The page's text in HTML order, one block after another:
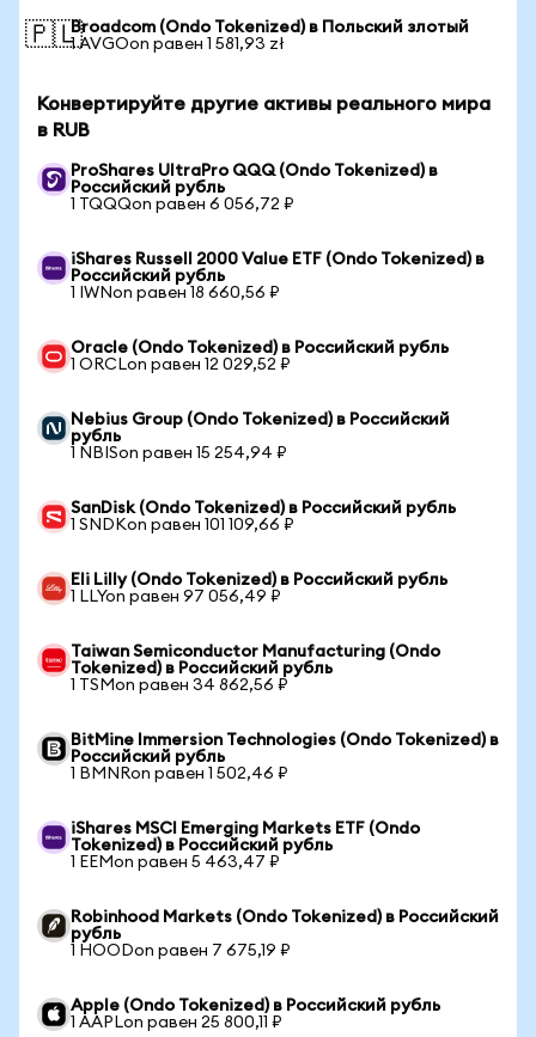
🇵🇱Broadcom (Ondo Tokenized) в Польский злотый
1 AVGOon равен 1 581,93 zł
Конвертируйте другие активы реального мира
в RUB
ProShares UltraPro QQQ (Ondo Tokenized) в
Российский рубль
1 TQQQon равен 6 056,72 ₽
iShares Russell 2000 Value ETF (Ondo Tokenized) в
Российский рубль
1 IWNon равен 18 660,56 ₽
Oracle (Ondo Tokenized) в Российский рубль
1 ORCLon равен 12 029,52 ₽
Nebius Group (Ondo Tokenized) в Российский
рубль
1 NBISon равен 15 254,94 ₽
SanDisk (Ondo Tokenized) в Российский рубль
1 SNDKon равен 101 109,66 ₽
Eli Lilly (Ondo Tokenized) в Российский рубль
1 LLYon равен 97 056,49 ₽
Taiwan Semiconductor Manufacturing (Ondo
Tokenized) в Российский рубль
1 TSMon равен 34 862,56 ₽
BitMine Immersion Technologies (Ondo Tokenized) в
Российский рубль
1 BMNRon равен 1 502,46 ₽
iShares MSCI Emerging Markets ETF (Ondo
Tokenized) в Российский рубль
1 EEMon равен 5 463,47 ₽
Robinhood Markets (Ondo Tokenized) в Российский
рубль
1 HOODon равен 7 675,19 ₽
Apple (Ondo Tokenized) в Российский рубль
1 AAPLon равен 25 800,11 ₽